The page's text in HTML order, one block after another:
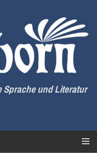
Sprache und Literatur